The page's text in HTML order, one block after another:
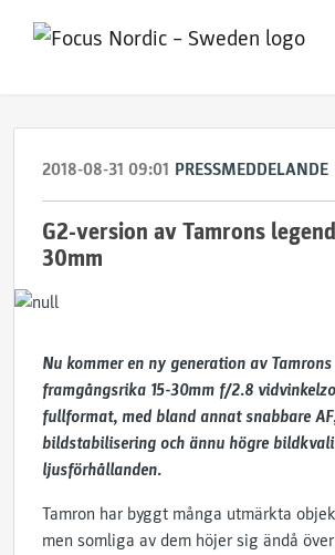
2018-08-31 09:01 PRESSMEDDELANDE
G2-version av Tamrons
30mm
Nu kommer en ny generation av
framgångsrika 15-30mm f/2.8
fullformat, med bland annat snabbare
bildstabilisering och ännu högre
ljusförhållanden.
Tamron har byggt många utmärkta
men somliga av dem höjer sig ändå